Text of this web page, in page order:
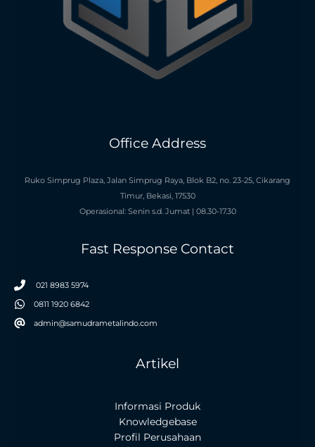
Office Address
Ruko Simprug Plaza, Jalan Simprug Raya, Blok B2, no. 23-25, Cikarang
Timur, Bekasi, 17530
Operasional: Senin s.d. Jumat | 08.30-17.30
Fast Response Contact
021 8983 5974
0811 1920 6842
admin@samudrametalindo.com
Artikel
Informasi Produk
Knowledgebase
Profil Perusahaan